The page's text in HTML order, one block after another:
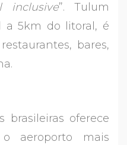
inclusive”. Tulum
a 5km do litoral, é
bares,
brasileiras oferece
aeroporto mais